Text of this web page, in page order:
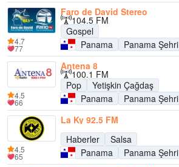
Faro de David Stereo
104.5 FM
Gospel
Panama
Panama Şehri
4.7
77
Antena 8
100.1 FM
Pop
Yetişkin Çağdaş
Panama
Panama Şehri
4.5
66
La Ky 92.5 FM
Haberler
Salsa
Panama
Panama Şehri
4.5
65